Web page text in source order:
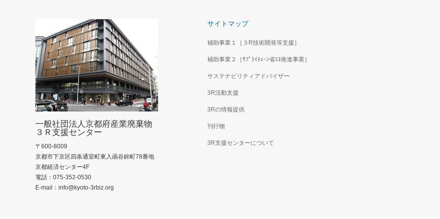
サイトマップ
補助事業１［３R技術開発等支援］
補助事業２［ｻﾌﾟﾗｲﾁｪｰﾝ省ｴﾈ推進事業］
サステナビリティアドバイザー
3R活動支援
3Rの情報提供
刊行物
3R支援センターについて
一般社団法人京都府産業廃棄物
３Ｒ支援センター
〒600-8009
京都市下京区四条通室町東入函谷鉾町78番地
京都経済センター4F
電話：075-352-0530
E-mail：info@kyoto-3rbiz.org